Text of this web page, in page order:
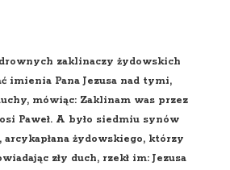
zaklinaczy żydowskich
imienia Pana Jezusa nad tymi,
mówiąc: Zaklinam was przez
Paweł. A było siedmiu synów
arcykapłana żydowskiego, którzy
zły duch, rzekł im: Jezusa